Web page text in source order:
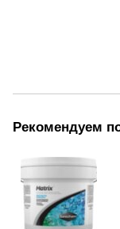
Рекомендуем